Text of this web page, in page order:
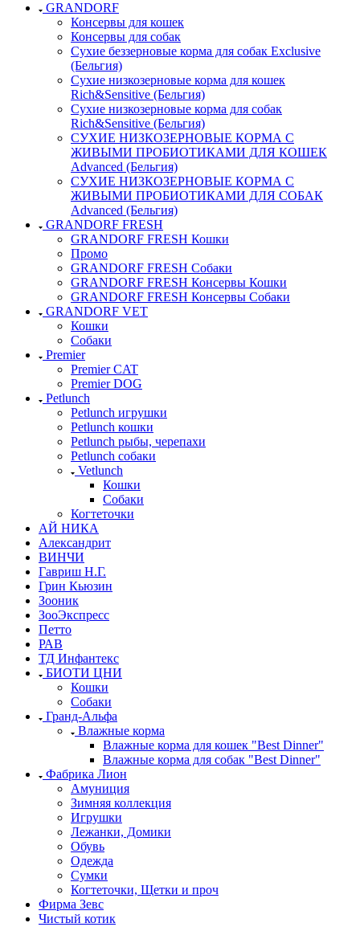
GRANDORF
Консервы для кошек
Консервы для собак
Сухие беззерновые корма для собак Exclusive
(Бельгия)
Сухие низкозерновые корма для кошек
Rich&Sensitive (Бельгия)
Сухие низкозерновые корма для собак
Rich&Sensitive (Бельгия)
СУХИЕ НИЗКОЗЕРНОВЫЕ КОРМА С
ЖИВЫМИ ПРОБИОТИКАМИ ДЛЯ КОШЕК
Advanced (Бельгия)
СУХИЕ НИЗКОЗЕРНОВЫЕ КОРМА С
ЖИВЫМИ ПРОБИОТИКАМИ ДЛЯ СОБАК
Advanced (Бельгия)
GRANDORF FRESH
GRANDORF FRESH Кошки
Промо
GRANDORF FRESH Собаки
GRANDORF FRESH Консервы Кошки
GRANDORF FRESH Консервы Собаки
GRANDORF VET
Кошки
Собаки
Premier
Premier CAT
Premier DOG
Petlunch
Petlunch игрушки
Petlunch кошки
Petlunch рыбы, черепахи
Petlunch собаки
Vetlunch
Кошки
Собаки
Когтеточки
АЙ НИКА
Александрит
ВИНЧИ
Гавриш Н.Г.
Грин Кьюзин
Зооник
ЗооЭкспресс
Петто
РАВ
ТД Инфантекс
БИОТИ ЦНИ
Кошки
Собаки
Гранд-Альфа
Влажные корма
Влажные корма для кошек "Best Dinner"
Влажные корма для собак "Best Dinner"
Фабрика Лион
Амуниция
Зимняя коллекция
Игрушки
Лежанки, Домики
Обувь
Одежда
Сумки
Когтеточки, Щетки и проч
Фирма Зевс
Чистый котик